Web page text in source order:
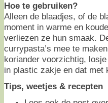
Hoe te gebruiken?
Alleen de blaadjes, of de
moment in warme en
verliezen ze hun smaak.
currypasta’s mee te
koriander voorzichtig,
in plastic zakje en dat met
Tips, weetjes & recepten